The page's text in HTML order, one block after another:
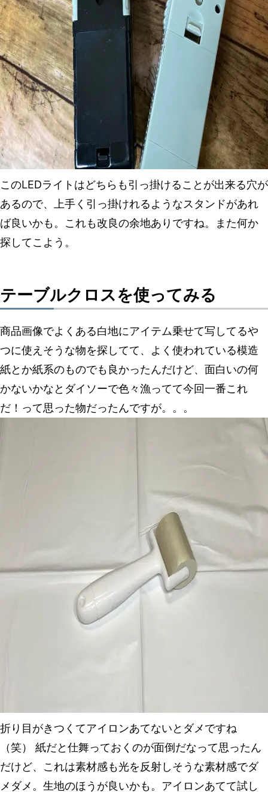
このLEDライトはどちらも引っ掛けることが出来る穴が
あるので、上手く引っ掛けれるようなスタンドがあれ
ば良いかも。これも改良の余地ありですね。また何か
探してこよう。
テーブルクロスを使ってみる
商品画像でよくある白地にアイテム乗せて写してるや
つに使えそうな物を探してて、よく使われている模造
紙とか紙系のものでも良かったんだけど、面白いの何
かないかなとダイソーで色々漁ってて今回一番これ
だ！って思った物だったんですが。。。
折り目がきつくてアイロンあてないとダメですね
（笑） 紙だと仕舞っておくのが面倒だなって思ったん
だけど、これは素材感も光を反射しそうな素材感でダ
メダメ。生地のほうが良いかも。アイロンあてて試し